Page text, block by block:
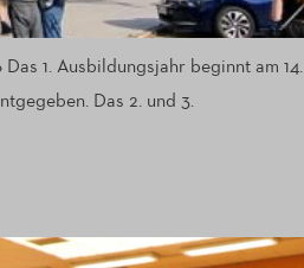
1. Ausbildungsjahr beginnt am 14.
Das 2. und 3.